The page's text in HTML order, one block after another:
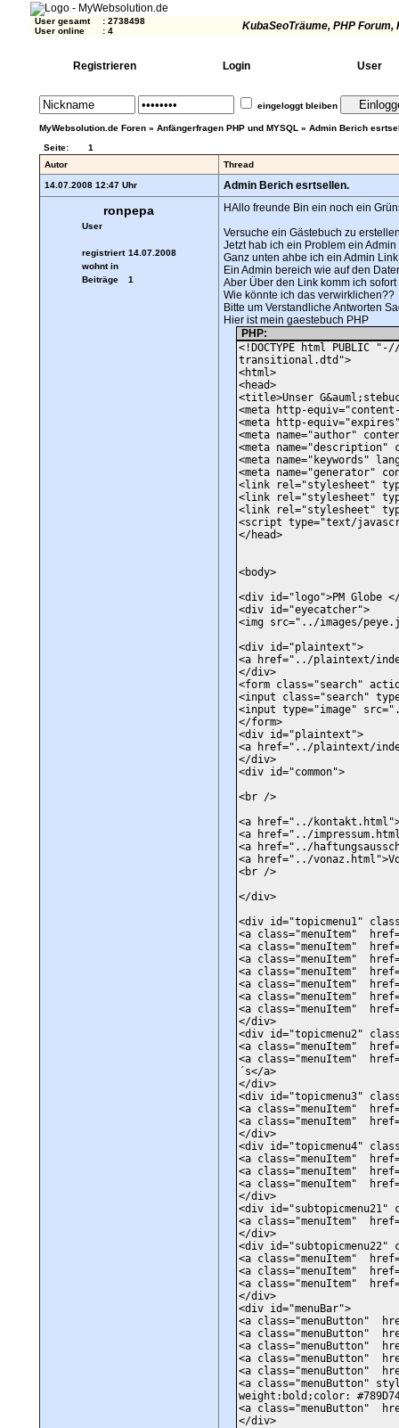
User gesamt : 2738498
User online
: 4 KubaSeoTräume, PHP Forum,
Registrieren Login User
eingeloggt bleiben
MyWebsolution.de Foren» Anfängerfragen PHP und MYSQL » Admin Berich
Seite:
1
Autor
Thread
14.07.2008 12:47 Uhr Admin Berich esrtsellen.
ronpepa
User
registriert 14.07.2008
wohnt in
Beiträge
1
HAllo freunde Bin ein noch ein
Versuche ein Gästebuch zu
Jetzt hab ich ein Problem ein
Ganz unten ahbe ich ein Admin
Ein Admin bereich wie auf den
Aber Über den Link komm ich
Wie könnte ich das verwirklichen??
Bitte um Verstandliche Antworten
Hier ist mein gaestebuch PHP
PHP:
<!DOCTYPE html PUBLIC
transitional.dtd">
<html>
<head>
<title>Unser
<meta http-
<meta http-
<meta name="author"
<meta name="description"
<meta name="keywords"
<meta name="generator"
<link rel="stylesheet"
<link rel="stylesheet"
<link rel="stylesheet"
<script type="text/
</head>
<body>
<div id="logo">PM Globe
<div id="eyecatcher">
<img src="../images/
<div id="plaintext">
<a href="../plaintext/
</div>
<form class="search"
<input class="search"
<input type="image"
</form>
<div id="plaintext">
<a href="../plaintext/
</div>
<div id="common">
<br />
<a href="../
<a href="../
<a href="../
<a href="../
<br />
</div>
<div id="topicmenu1"
<a class="menuItem"
<a class="menuItem"
<a class="menuItem"
<a class="menuItem"
<a class="menuItem"
<a class="menuItem"
<a class="menuItem"
</div>
<div id="topicmenu2"
<a class="menuItem"
<a class="menuItem"
´s</a>
</div>
<div id="topicmenu3"
<a class="menuItem"
<a class="menuItem"
</div>
<div id="topicmenu4"
<a class="menuItem"
<a class="menuItem"
<a class="menuItem"
</div>
<div id="subtopicmenu21"
<a class="menuItem"
</div>
<div id="subtopicmenu22"
<a class="menuItem"
<a class="menuItem"
<a class="menuItem"
</div>
<div id="menuBar">
<a class="menuButton"
<a class="menuButton"
<a class="menuButton"
<a class="menuButton"
<a class="menuButton"
<a class="menuButton"
weight:bold;color:
<a class="menuButton"
</div>